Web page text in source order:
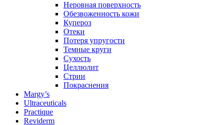
Неровная поверхность
Обезвоженность кожи
Купероз
Отеки
Потеря упругости
Темные круги
Сухость
Целлюлит
Стрии
Покраснения
Margy’s
Ultraceuticals
Practique
Reviderm